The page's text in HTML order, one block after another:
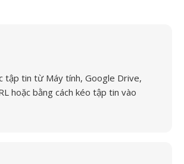
tập tin từ Máy tính, Google Drive,
hoặc bằng cách kéo tập tin vào